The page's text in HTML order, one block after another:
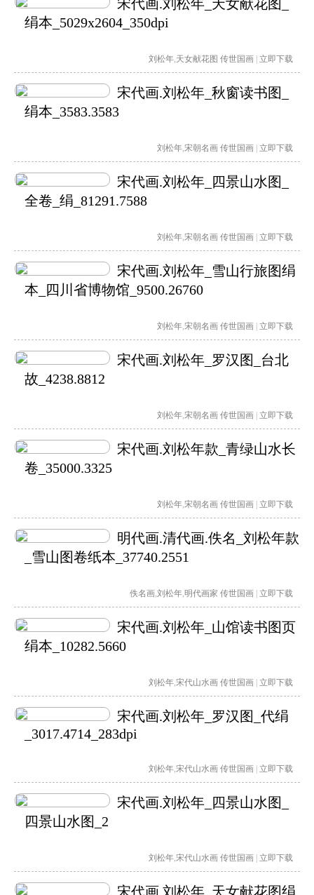
宋代画.刘松年_天女献花图_
绢本_5029x2604_350dpi
刘松年,天女献花图 传世国画 立即下载
宋代画.刘松年_秋窗读书图_
绢本_3583.3583
刘松年,宋朝名画 传世国画 立即下载
宋代画.刘松年_四景山水图_
全卷_绢_81291.7588
刘松年,宋朝名画 传世国画 立即下载
宋代画.刘松年_雪山行旅图绢
本_四川省博物馆_9500.26760
刘松年,宋朝名画 传世国画 立即下载
宋代画.刘松年_罗汉图_台北
故_4238.8812
刘松年,宋朝名画 传世国画 立即下载
宋代画.刘松年款_青绿山水长
卷_35000.3325
刘松年,宋朝名画 传世国画 立即下载
明代画.清代画.佚名_刘松年款
_雪山图卷纸本_37740.2551
佚名画,刘松年,明代画家 传世国画 立即下载
宋代画.刘松年_山馆读书图页
绢本_10282.5660
刘松年,宋代山水画 传世国画 立即下载
宋代画.刘松年_罗汉图_代绢
_3017.4714_283dpi
刘松年,宋代山水画 传世国画 立即下载
宋代画.刘松年_四景山水图_
四景山水图_2
刘松年,宋代山水画 传世国画 立即下载
宋代画.刘松年_天女献花图绢